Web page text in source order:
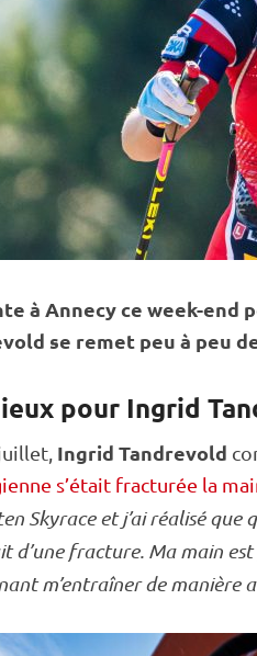
à Annecy ce week-end
se remet peu à peu
pour Ingrid
Ingrid Tandrevold
s’était fracturée la
Skyrace et j’ai réalisé que
d’une fracture. Ma main
m’entraîner de manière